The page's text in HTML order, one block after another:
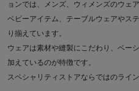
ョンでは、メンズ、ウィメンズのウェ
ベビーアイテム、テーブルウェアやス
り揃えています。
ウェアは素材や縫製にこだわり、ベー
加えているのが特徴です。
スペシャリティストアならではのライ